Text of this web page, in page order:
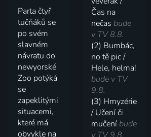
Parta čtyř
tučňáků se
po svém
slavném
návratu do
newyorské
Zoo potýká
se
zapeklitými
situacemi,
které má
obvykle na
Čas na
nečasbude
v TV 8.8.
(2) Bumbác,
no tě pic /
Hele, helma!
bude v TV
9.8.
(3) Hmyzérie
/ Učení či
mučeníbude